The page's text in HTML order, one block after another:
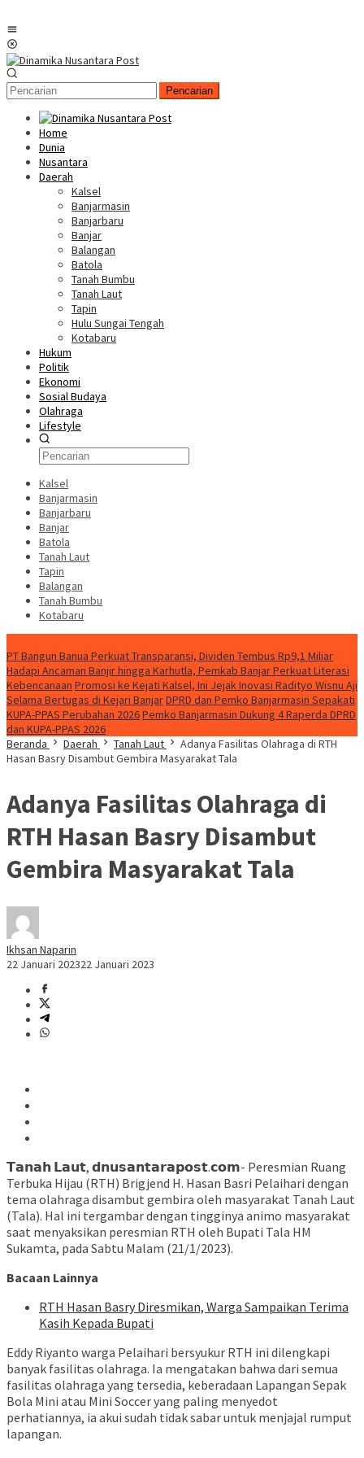
Pencarian
Home
Dunia
Nusantara
Daerah
Kalsel
Banjarmasin
Banjarbaru
Banjar
Balangan
Batola
Tanah Bumbu
Tanah Laut
Tapin
Hulu Sungai Tengah
Kotabaru
Hukum
Politik
Ekonomi
Sosial Budaya
Olahraga
Lifestyle
Kalsel
Banjarmasin
Banjarbaru
Banjar
Batola
Tanah Laut
Tapin
Balangan
Tanah Bumbu
Kotabaru
PT Bangun Banua Perkuat Transparansi, Dividen Tembus Rp9,1 Miliar
Hadapi Ancaman Banjir hingga Karhutla, Pemkab Banjar Perkuat Literasi
Kebencanaan Promosi ke Kejati Kalsel, Ini Jejak Inovasi Radityo Wisnu Aji
Selama Bertugas di Kejari BanjarDPRD dan Pemko Banjarmasin Sepakati
KUPA-PPAS Perubahan 2026Pemko Banjarmasin Dukung 4 Raperda DPRD
dan KUPA-PPAS 2026
Beranda
Daerah Tanah Laut
Adanya Fasilitas Olahraga di RTH
Hasan Basry Disambut Gembira Masyarakat Tala
Adanya Fasilitas Olahraga di
RTH Hasan Basry Disambut
Gembira Masyarakat Tala
Ikhsan Naparin
22 Januari 202322 Januari 2023
𝗧𝗮𝗻𝗮𝗵 𝗟𝗮𝘂𝘁, 𝗱𝗻𝘂𝘀𝗮𝗻𝘁𝗮𝗿𝗮𝗽𝗼𝘀𝘁.𝗰𝗼𝗺- Peresmian Ruang
Terbuka Hijau (RTH) Brigjend H. Hasan Basri Pelaihari dengan
tema olahraga disambut gembira oleh masyarakat Tanah Laut
(Tala). Hal ini tergambar dengan tingginya animo masyarakat
saat menyaksikan peresmian RTH oleh Bupati Tala HM
Sukamta, pada Sabtu Malam (21/1/2023).
Bacaan Lainnya
RTH Hasan Basry Diresmikan, Warga Sampaikan Terima
Kasih Kepada Bupati
Eddy Riyanto warga Pelaihari bersyukur RTH ini dilengkapi
banyak fasilitas olahraga. Ia mengatakan bahwa dari semua
fasilitas olahraga yang tersedia, keberadaan Lapangan Sepak
Bola Mini atau Mini Soccer yang paling menyedot
perhatiannya, ia akui sudah tidak sabar untuk menjajal rumput
lapangan.